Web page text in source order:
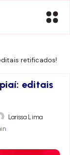
retificados!
editais
Larissa Lima